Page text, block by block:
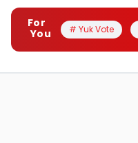
For
You
# Yuk Vote